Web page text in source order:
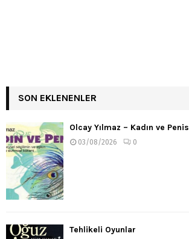
SON EKLENENLER
Olcay Yılmaz – Kadın ve Penis
03/08/2026 0
Tehlikeli Oyunlar